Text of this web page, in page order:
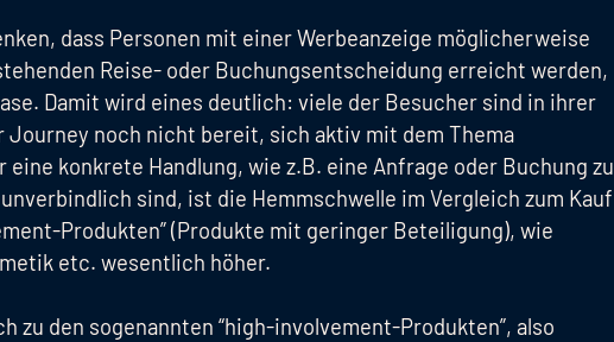
dass Personen mit einer Werbeanzeige möglicherweise
Reise- oder Buchungsentscheidung erreicht werden,
Damit wird eines deutlich: viele der Besucher sind in ihrer
Journey noch nicht bereit, sich aktiv mit dem Thema
eine konkrete Handlung, wie z.B. eine Anfrage oder Buchung zu
sind, ist die Hemmschwelle im Vergleich zum Kauf
Produkten” (Produkte mit geringer Beteiligung), wie
etc. wesentlich höher.
zu den sogenannten “high-involvement-Produkten”, also